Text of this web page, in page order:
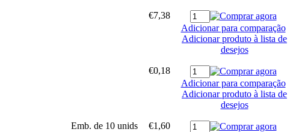
€7,38
Adicionar para comparação
Adicionar produto à lista de
desejos
€0,18
Adicionar para comparação
Adicionar produto à lista de
desejos
Emb. de 10 unids
€1,60